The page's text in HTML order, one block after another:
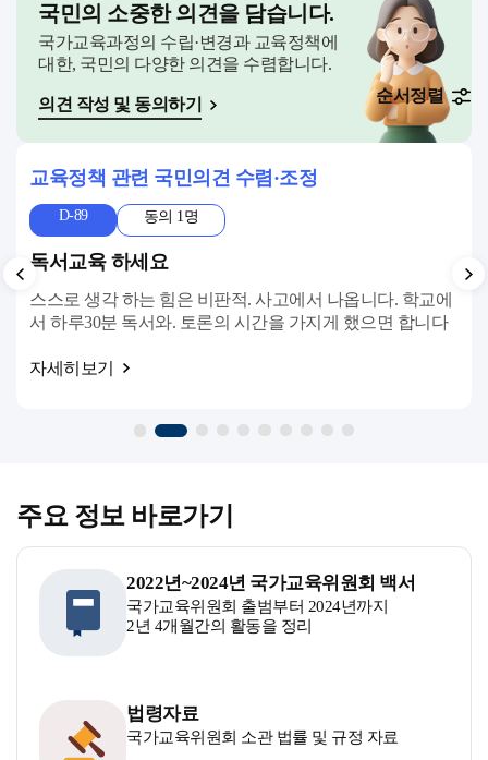
국민의 소중한 의견을 담습니다.
국가교육과정의 수립·변경과 교육정책에
대한, 국민의 다양한 의견을 수렴합니다.
의견 작성 및 동의하기
교육정책 관련 국민의견 수렴·조정
D-89 동의 1명
독서교육 하세요
스스로 생각 하는 힘은 비판적. 사고에서 나옵니다. 학교에
서 하루30분 독서와. 토론의 시간을 가지게 했으면 합니다
자세히보기
순서정렬
주요 정보 바로가기
2022년~2024년 국가교육위원회 백서
국가교육위원회 출범부터 2024년까지
2년 4개월간의 활동을 정리
법령자료
국가교육위원회 소관 법률 및 규정 자료